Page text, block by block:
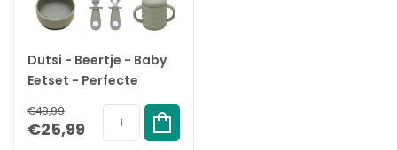
✓ Stimuleert zelfstandig eten:
✓ Vaatwasser- en ovenbestendig:
Gebruiksinstructies
Dutsi - Beertje - Baby
Eetset - Perfecte
Starterset voor Jonge
Eters - Sage
€49,99
€25,99